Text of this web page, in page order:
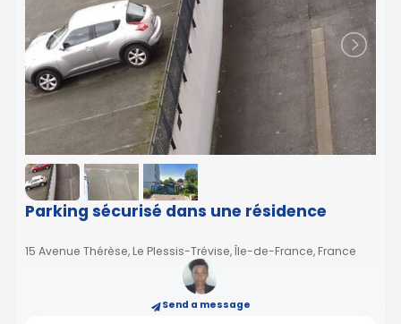
Parking sécurisé dans une résidence
15 Avenue Thérèse, Le Plessis-Trévise, Île-de-France, France
Send a message